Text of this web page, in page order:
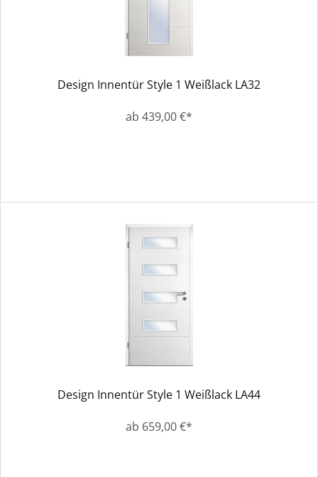
Design Innentür Style 1 Weißlack LA32
ab 439,00 €*
Design Innentür Style 1 Weißlack LA44
ab 659,00 €*